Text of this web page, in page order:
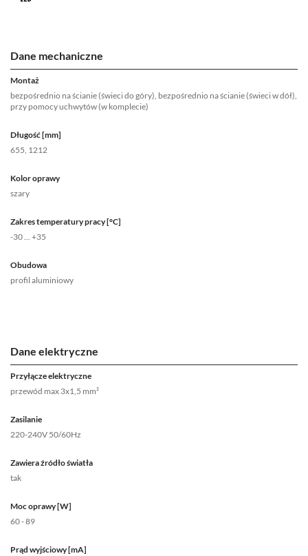
Dane mechaniczne
Montaż
bezpośrednio na ścianie (świeci do góry), bezpośrednio na ścianie (świeci w dół),
przy pomocy uchwytów (w komplecie)
Długość [mm]
655, 1212
Kolor oprawy
szary
Zakres temperatury pracy [°C]
-30 ... +35
Obudowa
profil aluminiowy
Dane elektryczne
Przyłącze elektryczne
przewód max 3x1,5 mm²
Zasilanie
220-240V 50/60Hz
Zawiera źródło światła
tak
Moc oprawy [W]
60 - 89
Prąd wyjściowy [mA]